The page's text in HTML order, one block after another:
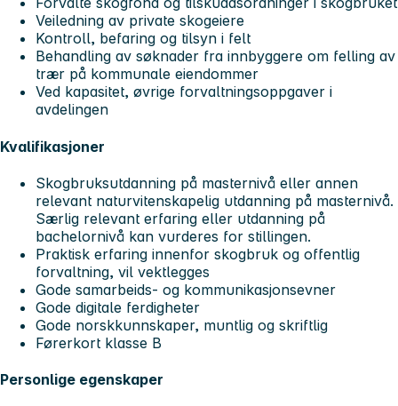
Veiledning av private skogeiere
Kontroll, befaring og tilsyn i felt
Behandling av søknader fra innbyggere om felling av
trær på kommunale eiendommer
Ved kapasitet, øvrige forvaltningsoppgaver i
avdelingen
Kvalifikasjoner
Skogbruksutdanning på masternivå eller annen
relevant naturvitenskapelig utdanning på masternivå.
Særlig relevant erfaring eller utdanning på
bachelornivå kan vurderes for stillingen.
Praktisk erfaring innenfor skogbruk og offentlig
forvaltning, vil vektlegges
Gode samarbeids- og kommunikasjonsevner
Gode digitale ferdigheter
Gode norskkunnskaper, muntlig og skriftlig
Førerkort klasse B
Personlige egenskaper